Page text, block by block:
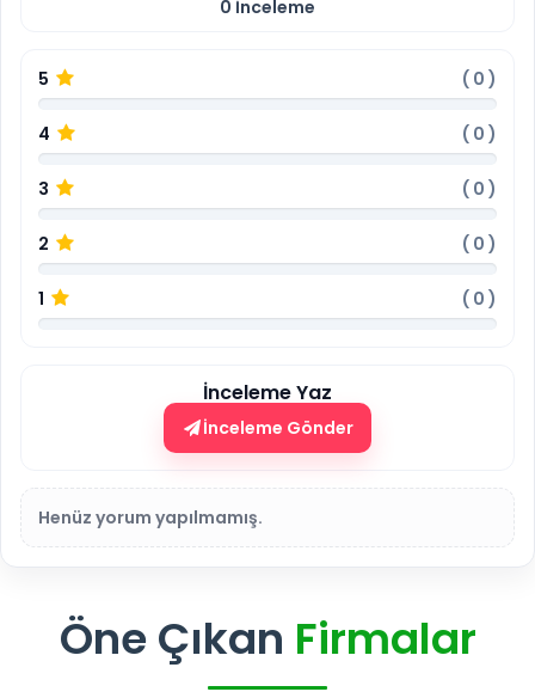
0 İnceleme
5 ( 0 )
4 ( 0 )
3 ( 0 )
2 ( 0 )
1 ( 0 )
İnceleme Yaz
İnceleme Gönder
Henüz yorum yapılmamış.
Öne Çıkan Firmalar